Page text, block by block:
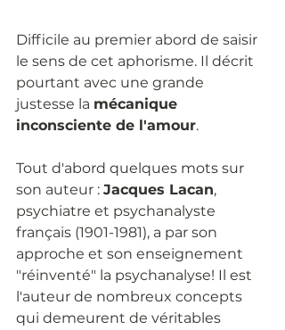
Difficile au premier abord de saisir
le sens de cet aphorisme. Il décrit
pourtant avec une grande
justesse la mécanique
inconsciente de l'amour.
Tout d'abord quelques mots sur
son auteur : Jacques Lacan,
psychiatre et psychanalyste
français (1901-1981), a par son
approche et son enseignement
"réinventé" la psychanalyse! Il est
l'auteur de nombreux concepts
qui demeurent de véritables